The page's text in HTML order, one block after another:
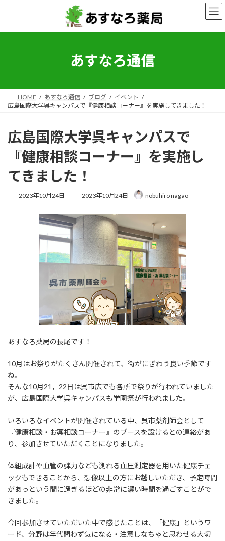
ン
ー
あすなろ通信
HOME あすなろ通信 ブログ
イベント
広島国際大学呉キャンパスで『健康相談コーナー』を実施してきました！
広島国際大学呉キャンパスで
『健康相談コーナー』を実施し
てきました！
2023年10月24日
最
新
日
時
2023年10月24日 nobuhiro nagao
あすなろ薬局の長尾です！
10月はお祭りがたくさん開催されて、街がにぎわう良い季節です
ね。
そんな10月21，22日は呉市広でも各所で祭りが行われていました
が、広島国際大学呉キャンパスも学園祭が行われました。
いろいろなイベントが開催されている中、呉市薬剤師会として
『健康相談・お薬相談コーナー』のブースを設けるとの連絡があ
り、参加させていただくことになりました。
体組成計や血管の弾力なども測れる血圧測定器を用いた健康チェ
ックもできることから、想像以上の方にお越しいただき、予定時間
があっという間に過ぎるほどの非常に濃い時間を過ごすことがで
きました。
今回参加させていただいた中で感じたことは、「健康」というワ
ード、分野は年代問わず気になる・注意しなちゃと思わせる大切